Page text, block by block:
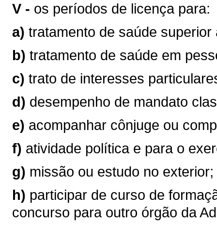
V - os períodos de licença para:
a) tratamento de saúde
b) tratamento de saúde em
c) trato de interesses
d) desempenho de mandato
e) acompanhar cônjuge ou
f) atividade política e para o
g) missão ou estudo no exterior;
h) participar de curso de
concurso para outro órgão da